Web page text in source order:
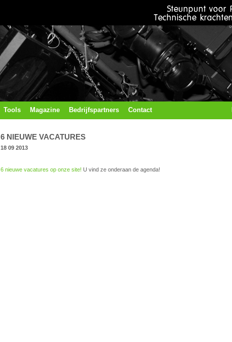
Tools Magazine Bedrijfspartners Contact
6 NIEUWE VACATURES
18 09 2013
6 nieuwe vacatures op onze site! U vind ze onderaan de agenda!